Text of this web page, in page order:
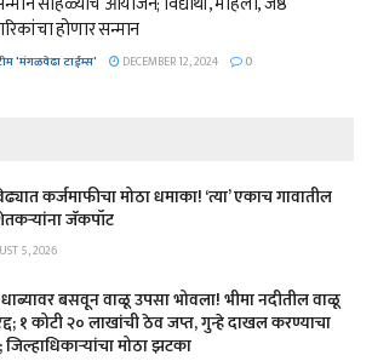
होणार सन्मान
'मंगळवेढा टाईम्स' DECEMBER 12, 2024 0
कर्जमाफीचा मोठा धमाका! ‘त्या’ एकाच गावातील
जॅकपॉट
5, 2026
बसवून वाळू उपसा भोवला! भीमा नदीतील वाळू
१ कोटी २० लाखांची ठेव जप्त, गुन्हे दाखल करण्याचा
जिल्हाधिकाऱ्यांचा मोठा झटका